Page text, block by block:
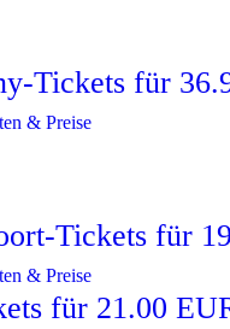
Tickets für
& Preise
Tickets für
& Preise
für 21.00